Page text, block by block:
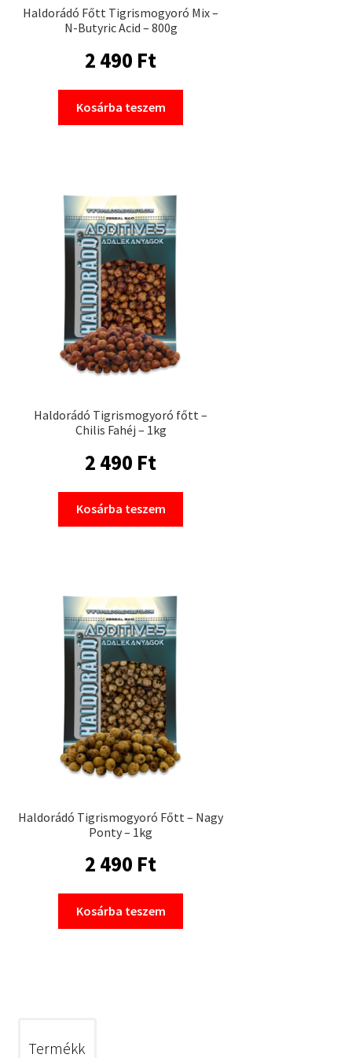
Haldorádó Főtt Tigrismogyoró Mix –
N-Butyric Acid – 800g
2 490 Ft
Kosárba teszem
Haldorádó Tigrismogyoró főtt –
Chilis Fahéj – 1kg
2 490 Ft
Kosárba teszem
Haldorádó Tigrismogyoró Főtt – Nagy
Ponty – 1kg
2 490 Ft
Kosárba teszem
Termékk